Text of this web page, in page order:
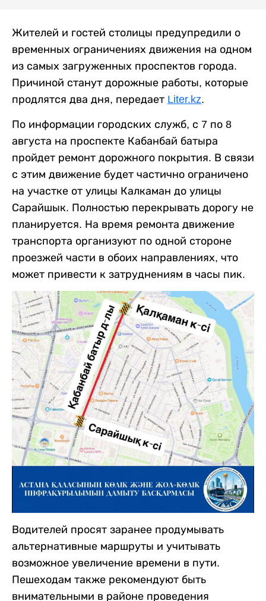
Жителей и гостей столицы предупредили о
временных ограничениях движения на одном
из самых загруженных проспектов города.
Причиной станут дорожные работы, которые
продлятся два дня, передает Liter.kz.
По информации городских служб, с 7 по 8
августа на проспекте Кабанбай батыра
пройдет ремонт дорожного покрытия. В связи
с этим движение будет частично ограничено
на участке от улицы Калкаман до улицы
Сарайшык. Полностью перекрывать дорогу не
планируется. На время ремонта движение
транспорта организуют по одной стороне
проезжей части в обоих направлениях, что
может привести к затруднениям в часы пик.
Водителей просят заранее продумывать
альтернативные маршруты и учитывать
возможное увеличение времени в пути.
Пешеходам также рекомендуют быть
внимательными в районе проведения